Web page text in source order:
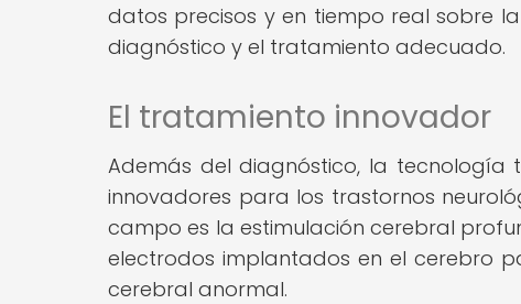
datos precisos y en tiempo real sobre
diagnóstico y el tratamiento adecuado.
El tratamiento innovador
Además del diagnóstico, la
innovadores para los trastornos
campo es la estimulación cerebral
electrodos implantados en el cerebro
cerebral anormal.